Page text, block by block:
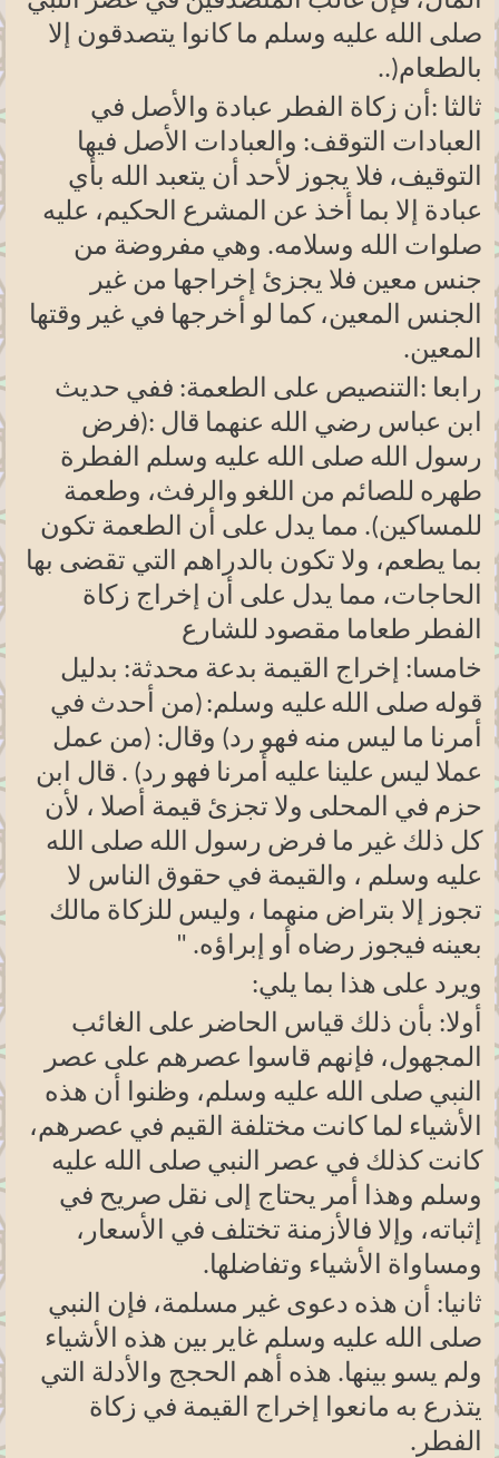
صلى الله عليه وسلم ما كانوا يتصدقون إلا
بالطعام..)
ثالثا : أن زكاة الفطر عبادة والأصل في
العبادات التوقف: والعبادات الأصل فيها
التوقيف، فلا يجوز لأحد أن يتعبد الله بأي
عبادة إلا بما أخذ عن المشرع الحكيم، عليه
صلوات الله وسلامه. وهي مفروضة من
جنس معين فلا يجزئ إخراجها من غير
الجنس المعين، كما لو أخرجها في غير وقتها
المعين.
رابعا : التنصيص على الطعمة: ففي حديث
ابن عباس رضي الله عنهما قال :(فرض
رسول الله صلى الله عليه وسلم الفطرة
طهره للصائم من اللغو والرفث، وطعمة
للمساكين). مما يدل على أن الطعمة تكون
بما يطعم، ولا تكون بالدراهم التي تقضى بها
الحاجات، مما يدل على أن إخراج زكاة
الفطر طعاما مقصود للشارع
خامسا: إخراج القيمة بدعة محدثة: بدليل
قوله صلى الله عليه وسلم: (من أحدث في
أمرنا ما ليس منه فهو رد) وقال: (من عمل
عملا ليس علينا عليه أمرنا فهو رد) . قال ابن
حزم في المحلى ولا تجزئ قيمة أصلا ، لأن
كل ذلك غير ما فرض رسول الله صلى الله
عليه وسلم ، والقيمة في حقوق الناس لا
تجوز إلا بتراض منهما ، وليس للزكاة مالك
بعينه فيجوز رضاه أو إبراؤه" .
ويرد على هذا بما يلي:
أولا: بأن ذلك قياس الحاضر على الغائب
المجهول، فإنهم قاسوا عصرهم على عصر
النبي صلى الله عليه وسلم، وظنوا أن هذه
الأشياء لما كانت مختلفة القيم في عصرهم،
كانت كذلك في عصر النبي صلى الله عليه
وسلم وهذا أمر يحتاج إلى نقل صريح في
إثباته، وإلا فالأزمنة تختلف في الأسعار،
ومساواة الأشياء وتفاضلها.
ثانيا: أن هذه دعوى غير مسلمة، فإن النبي
صلى الله عليه وسلم غاير بين هذه الأشياء
ولم يسو بينها. هذه أهم الحجج والأدلة التي
يتذرع به مانعوا إخراج القيمة في زكاة
الفطر .